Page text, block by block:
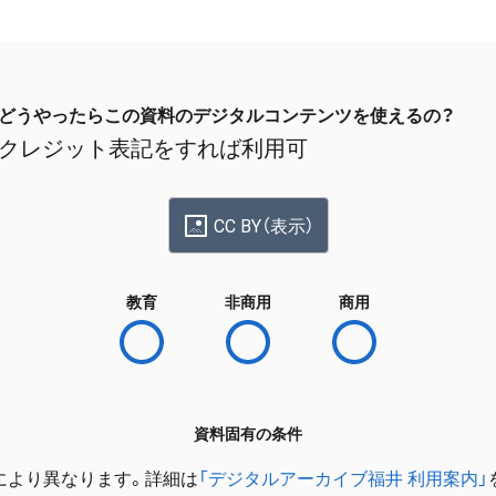
どうやったらこの資料のデジタルコンテンツを使えるの？
クレジット表記をすれば利用可
CC BY（表示）
教育 非商用 商用
資料固有の条件
より異なります。詳細は 「デジタルアーカイブ福井 利用案内」